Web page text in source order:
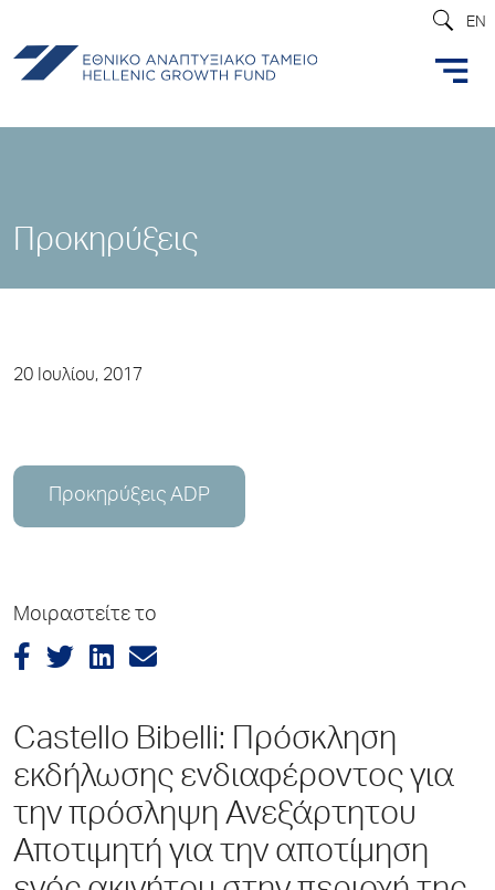
EN
Προκηρύξεις
20 Ιουλίου, 2017
Προκηρύξεις ADP
Μοιραστείτε το
Castello Bibelli: Πρόσκληση
εκδήλωσης ενδιαφέροντος για
την πρόσληψη Ανεξάρτητου
Αποτιμητή για την αποτίμηση